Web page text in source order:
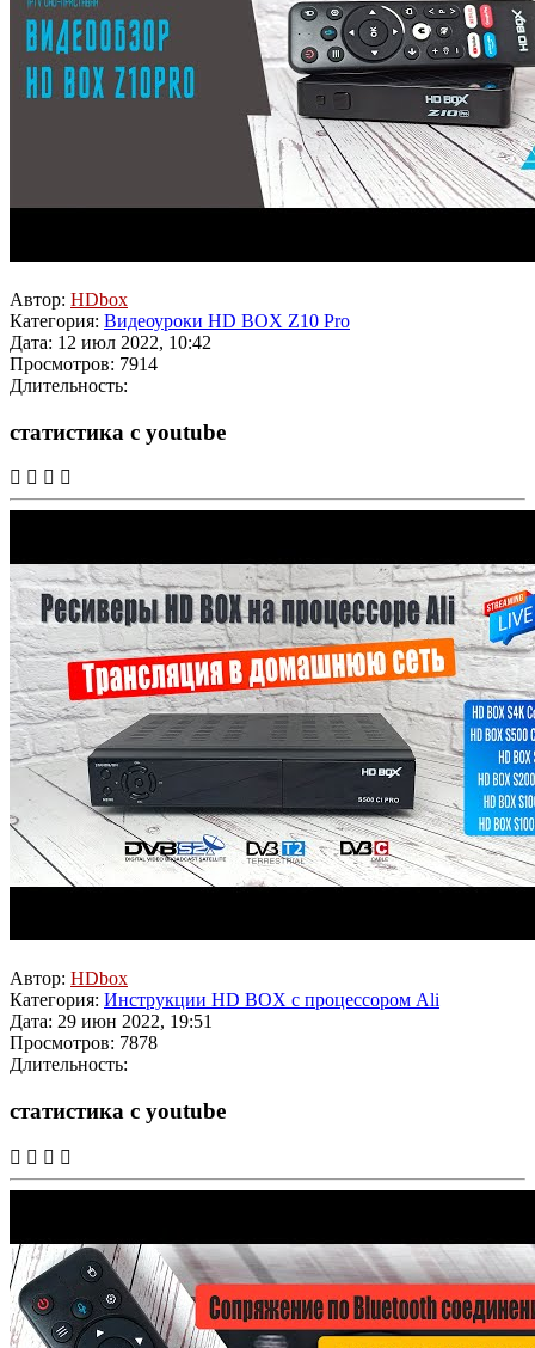
Автор: HDbox
Категория: Видеоуроки HD BOX Z10 Pro
Дата: 12 июл 2022, 10:42
Просмотров: 7914
Длительность:
статистика с youtube
Автор: HDbox
Категория: Инструкции HD BOX с процессором Ali
Дата: 29 июн 2022, 19:51
Просмотров: 7878
Длительность:
статистика с youtube